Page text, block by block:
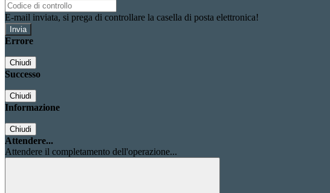
E-mail inviata, si prega di controllare la casella di posta elettronica!
Errore
Chiudi
Successo
Chiudi
Informazione
Chiudi
Attendere...
Attendere il completamento dell'operazione...